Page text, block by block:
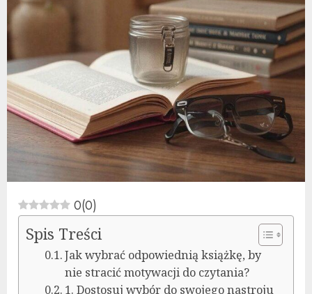
0(0)
Spis Treści
Jak wybrać odpowiednią książkę, by
nie stracić motywacji do czytania?
1. Dostosuj wybór do swojego nastroju